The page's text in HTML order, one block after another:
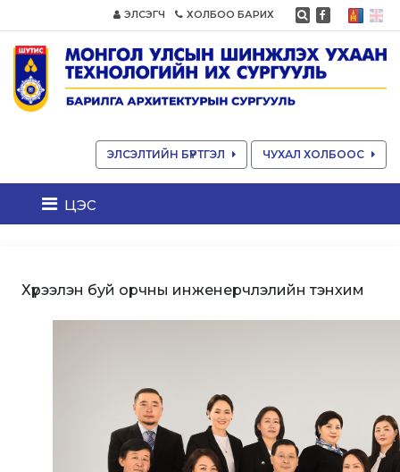
ЭЛСЭГЧ ХОЛБОО БАРИХ
ЭЛСЭЛТИЙН БҮРТГЭЛ ЧУХАЛ ХОЛБООС
цэс
Хүрээлэн буй орчны инженерчлэлийн тэнхим